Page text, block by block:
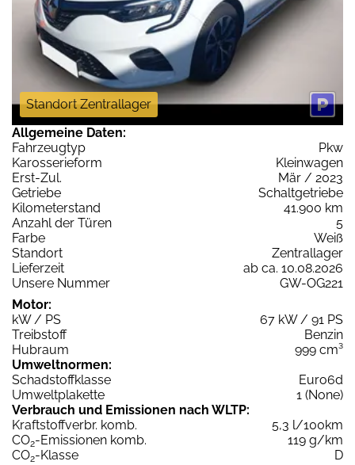
Standort Zentrallager
Allgemeine Daten:
Fahrzeugtyp
Pkw
Karosserieform
Kleinwagen
Erst-Zul.
Mär / 2023
Getriebe
Schaltgetriebe
Kilometerstand
41.900 km
Anzahl der Türen
5
Farbe
Weiß
Standort
Zentrallager
Lieferzeit
ab ca. 10.08.2026
Unsere Nummer
GW-OG221
Motor:
kW / PS
67 kW / 91 PS
Treibstoff
Benzin
Hubraum
999 cm³
Umweltnormen:
Schadstoffklasse
Euro6d
Umweltplakette
1 (None)
Verbrauch und Emissionen nach WLTP:
Kraftstoffverbr. komb.
5,3 l/100km
CO2-Emissionen komb.
119 g/km
CO2-Klasse
D